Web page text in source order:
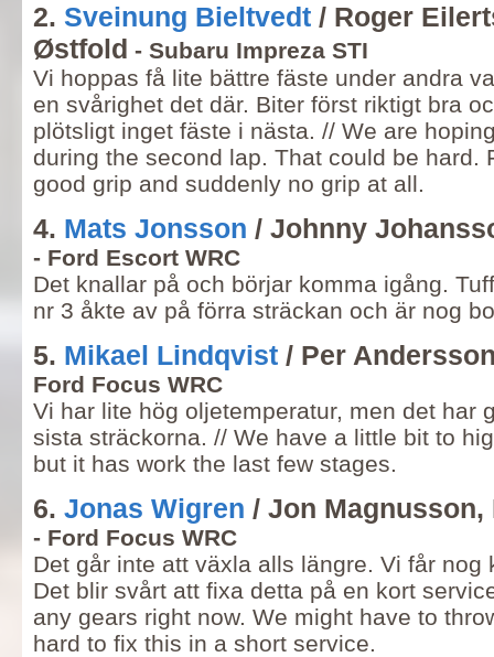
2. Sveinung Bieltvedt / Roger
Østfold - Subaru Impreza STI
Vi hoppas få lite bättre fäste under andra
en svårighet det där. Biter först riktigt bra
plötsligt inget fäste i nästa. // We are
during the second lap. That could be hard.
good grip and suddenly no grip at all.
4. Mats Jonsson / Johnny
- Ford Escort WRC
Det knallar på och börjar komma igång.
nr 3 åkte av på förra sträckan och är nog
5. Mikael Lindqvist / Per
Ford Focus WRC
Vi har lite hög oljetemperatur, men det har
sista sträckorna. // We have a little bit to
but it has work the last few stages.
6. Jonas Wigren / Jon
- Ford Focus WRC
Det går inte att växla alls längre. Vi får nog
Det blir svårt att fixa detta på en kort
any gears right now. We might have to
hard to fix this in a short service.